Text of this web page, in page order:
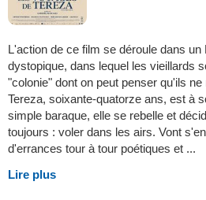
L'action de ce film se déroule dans
dystopique, dans lequel les vieillards
"colonie" dont on peut penser qu'ils
Tereza, soixante-quatorze ans, est à
simple baraque, elle se rebelle et
toujours : voler dans les airs. Vont
d'errances tour à tour poétiques et ...
Lire plus